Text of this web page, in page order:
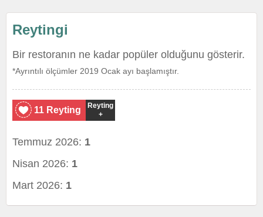
Reytingi
Bir restoranın ne kadar popüler olduğunu gösterir.
*Ayrıntılı ölçümler 2019 Ocak ayı başlamıştır.
11 Reyting
Reyting
+
Temmuz 2026: 1
Nisan 2026: 1
Mart 2026: 1